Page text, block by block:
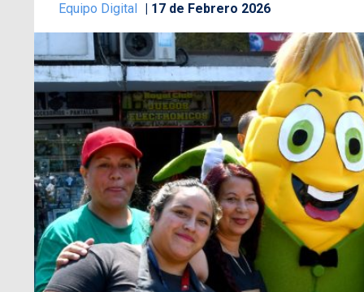
Equipo Digital 17 de Febrero 2026